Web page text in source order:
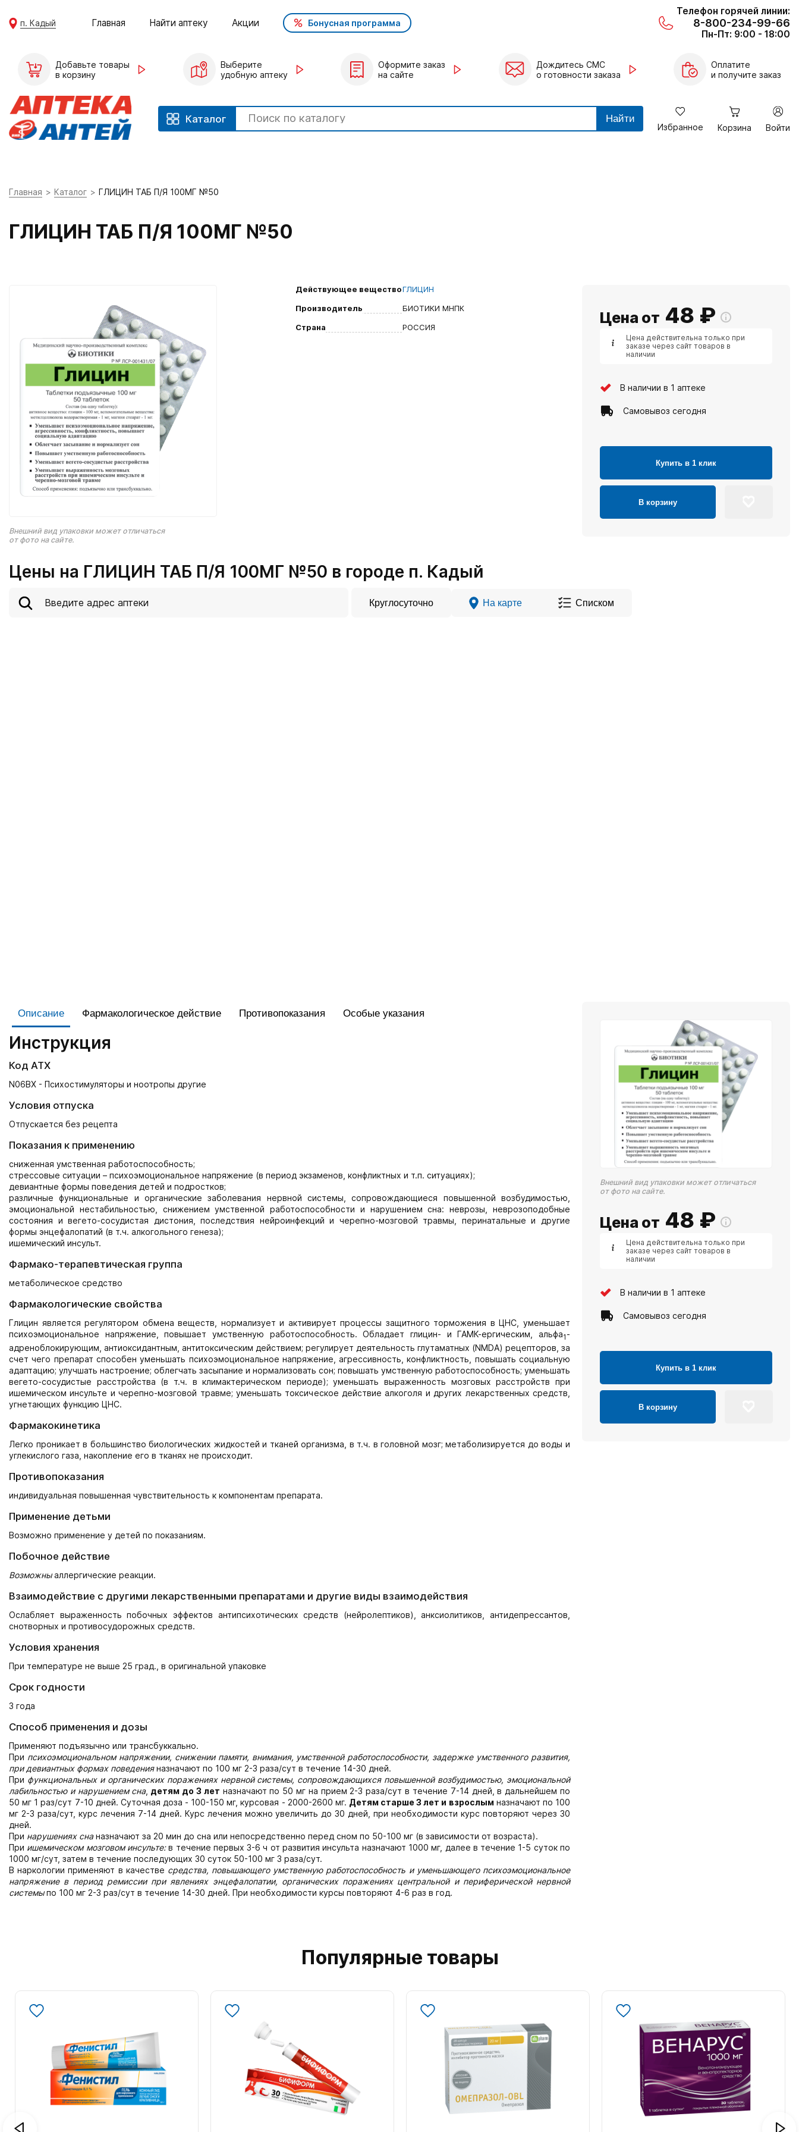
п. Кадый Главная Найти аптеку Акции Бонусная программа
Телефон горячей линии:
8-800-234-99-66
Пн-Пт: 9:00 - 18:00
Добавьте товары
в корзину
Выберите
удобную аптеку
Оформите заказ
на сайте
Дождитесь СМС
о готовности заказа
Оплатите
и получите заказ
Каталог Найти
Избранное Корзина Войти
Главная Каталог ГЛИЦИН ТАБ П/Я 100МГ №50
ГЛИЦИН ТАБ П/Я 100МГ №50
Внешний вид упаковки может отличаться
от фото на сайте.
Действующее веществоГЛИЦИН
Производитель
БИОТИКИ МНПК
Страна
РОССИЯ
Цена от 48 ₽
Цена действительна только при
заказе через сайт товаров в
наличии
В наличии в 1 аптеке
Самовывоз сегодня
Купить в 1 клик
В корзину
Цены на ГЛИЦИН ТАБ П/Я 100МГ №50 в городе п. Кадый
Круглосуточно На карте Списком
Описание Фармакологическое действие Противопоказания Особые указания
Инструкция
Код АТХ
N06BX - Психостимуляторы и ноотропы другие
Условия отпуска
Отпускается без рецепта
Показания к применению
сниженная умственная работоспособность;
стрессовые ситуации – психоэмоциональное напряжение (в период экзаменов, конфликтных и т.п. ситуациях);
девиантные формы поведения детей и подростков;
различные функциональные и органические заболевания нервной системы, сопровождающиеся повышенной возбудимостью,
эмоциональной нестабильностью, снижением умственной работоспособности и нарушением сна: неврозы, неврозоподобные
состояния и вегето-сосудистая дистония, последствия нейроинфекций и черепно-мозговой травмы, перинатальные и другие
формы энцефалопатий (в т.ч. алкогольного генеза);
ишемический инсульт.
Фармако-терапевтическая группа
метаболическое средство
Фармакологические свойства
Глицин является регулятором обмена веществ, нормализует и активирует процессы защитного торможения в ЦНС, уменьшает
психоэмоциональное напряжение, повышает умственную работоспособность. Обладает глицин- и ГАМК-ергическим, альфа1 -
адреноблокирующим, антиоксидантным, антитоксическим действием; регулирует деятельность глутаматных (NMDA) рецепторов, за
счет чего препарат способен уменьшать психоэмоциональное напряжение, агрессивность, конфликтность, повышать социальную
адаптацию; улучшать настроение; облегчать засыпание и нормализовать сон; повышать умственную работоспособность; уменьшать
вегето-сосудистые расстройства (в т.ч. в климактерическом периоде); уменьшать выраженность мозговых расстройств при
ишемическом инсульте и черепно-мозговой травме; уменьшать токсическое действие алкоголя и других лекарственных средств,
угнетающих функцию ЦНС.
Фармакокинетика
Легко проникает в большинство биологических жидкостей и тканей организма, в т.ч. в головной мозг; метаболизируется до воды и
углекислого газа, накопление его в тканях не происходит.
Противопоказания
индивидуальная повышенная чувствительность к компонентам препарата.
Применение детьми
Возможно применение у детей по показаниям.
Побочное действие
Возможныаллергические реакции.
Взаимодействие с другими лекарственными препаратами и другие виды взаимодействия
Ослабляет выраженность побочных эффектов антипсихотических средств (нейролептиков), анксиолитиков, антидепрессантов,
снотворных и противосудорожных средств.
Условия хранения
При температуре не выше 25 град., в оригинальной упаковке
Срок годности
3 года
Способ применения и дозы
Применяют подъязычно или трансбуккально.
При психоэмоциональном напряжении, снижении памяти, внимания, умственной работоспособности, задержке умственного развития,
при девиантных формах поведенияназначают по 100 мг 2-3 раза/сут в течение 14-30 дней.
При функциональных и органических поражениях нервной системы, сопровождающихся повышенной возбудимостью, эмоциональной
лабильностью и нарушением сна, детям до 3 лет назначают по 50 мг на прием 2-3 раза/сут в течение 7-14 дней, в дальнейшем по
50 мг 1 раз/сут 7-10 дней. Суточная доза - 100-150 мг, курсовая - 2000-2600 мг. Детям старше 3 лет и взрослымназначают по 100
мг 2-3 раза/сут, курс лечения 7-14 дней. Курс лечения можно увеличить до 30 дней, при необходимости курс повторяют через 30
дней.
При нарушениях снаназначают за 20 мин до сна или непосредственно перед сном по 50-100 мг (в зависимости от возраста).
При ишемическом мозговом инсульте:в течение первых 3-6 ч от развития инсульта назначают 1000 мг, далее в течение 1-5 суток по
1000 мг/сут, затем в течение последующих 30 суток 50-100 мг 3 раза/сут.
В наркологии применяют в качестве средства, повышающего умственную работоспособность и уменьшающего психоэмоциональное
напряжение в период ремиссии при явлениях энцефалопатии, органических поражениях центральной и периферической нервной
системыпо 100 мг 2-3 раз/сут в течение 14-30 дней. При необходимости курсы повторяют 4-6 раз в год.
Внешний вид упаковки может отличаться
от фото на сайте.
Цена от 48 ₽
Цена действительна только при
заказе через сайт товаров в
наличии
В наличии в 1 аптеке
Самовывоз сегодня
Купить в 1 клик
В корзину
Популярные товары